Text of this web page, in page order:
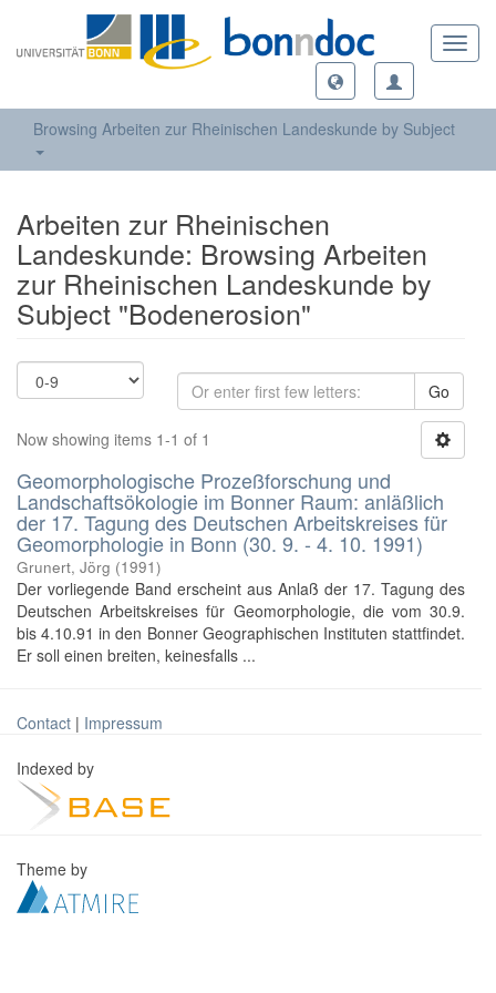
Browsing Arbeiten zur Rheinischen Landeskunde by Subject
Arbeiten zur Rheinischen
Landeskunde: Browsing Arbeiten
zur Rheinischen Landeskunde by
Subject "Bodenerosion"
Go
Now showing items 1-1 of 1
Geomorphologische Prozeßforschung und
Landschaftsökologie im Bonner Raum: anläßlich
der 17. Tagung des Deutschen Arbeitskreises für
Geomorphologie in Bonn (30. 9. - 4. 10. 1991)
Grunert, Jörg (1991)
Der vorliegende Band erscheint aus Anlaß der 17. Tagung des
Deutschen Arbeitskreises für Geomorphologie, die vom 30.9.
bis 4.10.91 in den Bonner Geographischen Instituten stattfindet.
Er soll einen breiten, keinesfalls ...
Contact | Impressum
Indexed by
Theme by